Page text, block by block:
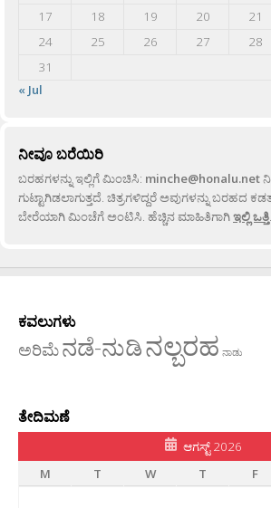
17
18 19 20 21
24
25 26 27 28
31
« Jul
ನೀವೂ ಬರೆಯಿರಿ
ಬರಹಗಳನ್ನು ಇಲ್ಲಿಗೆ ಮಿಂಚಿಸಿ: minche@honalu.net
ಗುಟ್ಟಾಗಿಡಲಾಗುತ್ತದೆ. ಚಿತ್ರಗಳಿದ್ದರೆ ಅವುಗಳನ್ನು ಬರಹದ
ಬೇರೆಯಾಗಿ ಮಿಂಚೆಗೆ ಅಂಟಿಸಿ. ಹೆಚ್ಚಿನ ಮಾಹಿತಿಗಾಗಿಇಲ್ಲಿ ಒತ್ತಿ.
ಕವಲುಗಳು
ಅರಿಮೆನಡೆ-ನುಡಿನಲ್ಬರಹ ನಾಡು
ತೇದಿಮಣೆ
ಆಗಸ್ಟ್ 2026
M
T W T F